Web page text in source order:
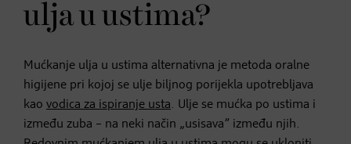
ulja u ustima?
Mućkanje ulja u ustima alternativna je metoda oralne
higijene pri kojoj se ulje biljnog porijekla upotrebljava
kao vodica za ispiranje usta. Ulje se mućka po ustima i
između zuba – na neki način „usisava” između njih.